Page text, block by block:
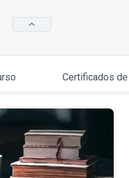
Certificados